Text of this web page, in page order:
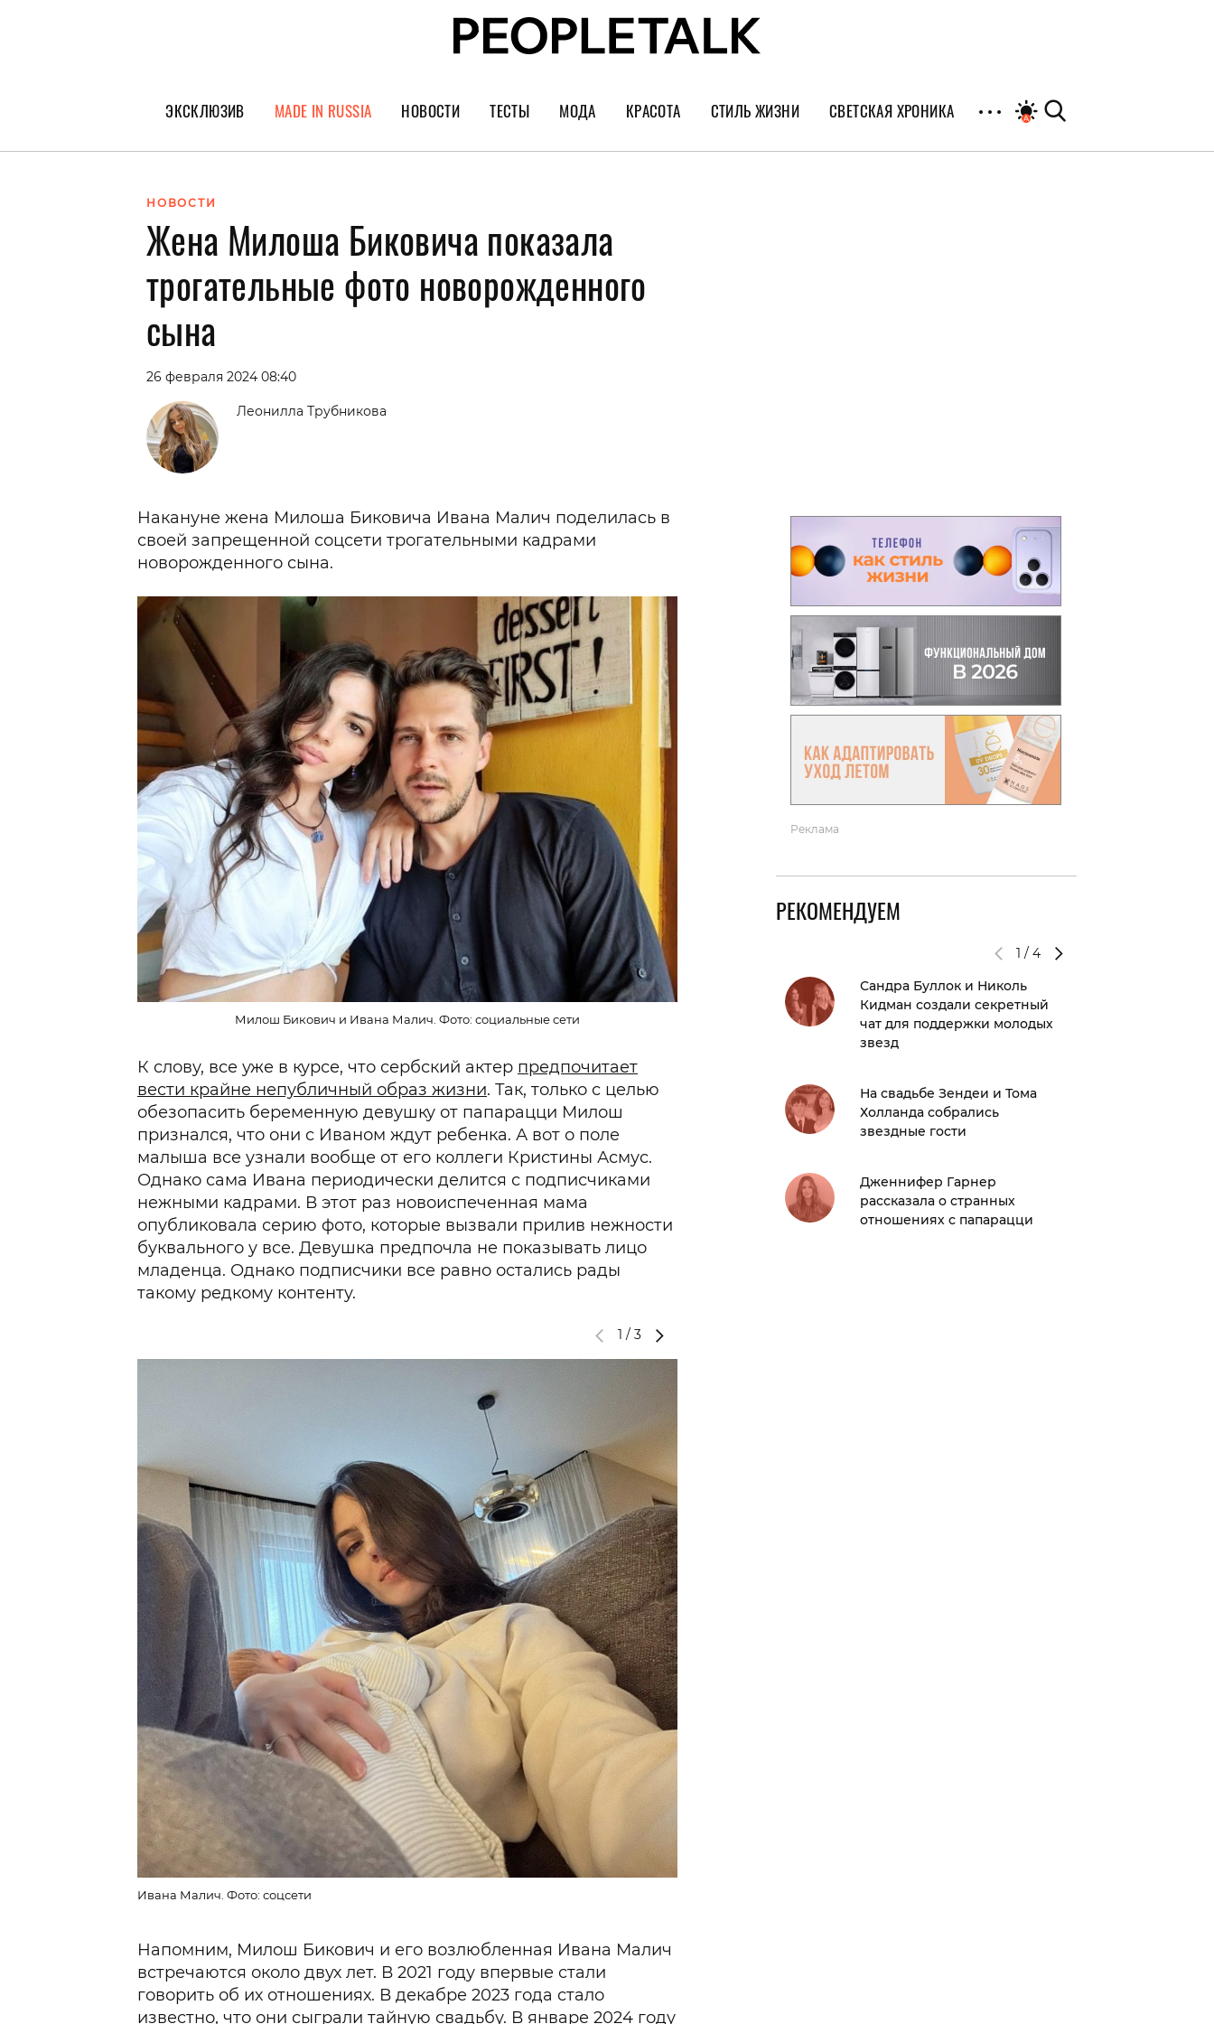
ЭКСКЛЮЗИВ
ГЕРОИ PEOPLETALK
ИНТЕРВЬЮ
ПОКОЛЕНИЕ
MADE IN RUSSIA НОВОСТИ ТЕСТЫ МОДА
Тренды
Украшения и часы
КРАСОТА
Уход за лицом
Спорт
СТИЛЬ ЖИЗНИ
Культура
СВЕТСКАЯ ХРОНИКА
НОВОСТИ
Жена Милоша Биковича показала
трогательные фото новорожденного
сына
26 февраля 2024 08:40
Леонилла Трубникова
Накануне жена Милоша Биковича Ивана Малич поделилась в
своей запрещенной соцсети трогательными кадрами
новорожденного сына.
Милош Бикович и Ивана Малич. Фото: социальные сети
К слову, все уже в курсе, что сербский актер предпочитает
вести крайне непубличный образ жизни. Так, только с целью
обезопасить беременную девушку от папарацци Милош
признался, что они с Иваном ждут ребенка. А вот о поле
малыша все узнали вообще от его коллеги Кристины Асмус.
Однако сама Ивана периодически делится с подписчиками
нежными кадрами. В этот раз новоиспеченная мама
опубликовала серию фото, которые вызвали прилив нежности
буквального у все. Девушка предпочла не показывать лицо
младенца. Однако подписчики все равно остались рады
такому редкому контенту.
1 /3
Ивана Малич. Фото: соцсети
Напомним, Милош Бикович и его возлюбленная Ивана Малич
встречаются около двух лет. В 2021 году впервые стали
говорить об их отношениях. В декабре 2023 года стало
известно, что они сыграли тайную свадьбу. В январе 2024 году
Реклама
РЕКОМЕНДУЕМ
1 /4
Сандра Буллок и Николь
Кидман создали секретный
чат для поддержки молодых
звезд
На свадьбе Зендеи и Тома
Холланда собрались
звездные гости
Дженнифер Гарнер
рассказала о странных
отношениях с папарацци